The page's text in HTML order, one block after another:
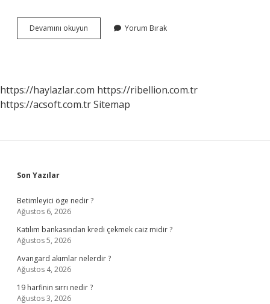
Devamını okuyun
Türkiye
Yorum Bırak
https://haylazlar.com https://ribellion.com.tr
https://acsoft.com.trSitemap
Sidebar
Son Yazılar
Betimleyici öge nedir ?
Ağustos 6, 2026
Katılım bankasından kredi çekmek caiz midir ?
Ağustos 5, 2026
Avangard akımlar nelerdir ?
Ağustos 4, 2026
19 harfinin sırrı nedir ?
Ağustos 3, 2026